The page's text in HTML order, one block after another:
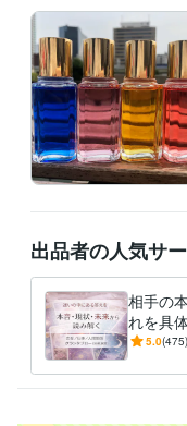
※ご依頼が集中した場合即
に24時間以内の結果お伝
★結果に関しての質問に
・当日に限りメニューに
よくお読みになってご購
お仕事などご都合ありま
※質問含めての承諾ですの
※2１時以降はいかなるお
・不明点、質問も基本的
えできません
トークルーム管理の為、
出品者の人気サ
相手の
れを具
恋愛・
えます
5.0(475)